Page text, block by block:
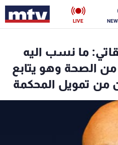
LIVE
ما نسب اليه
الصحة وهو يتابع
من تمويل المحكمة
ناس
فن
رياضة